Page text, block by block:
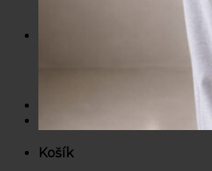
Košík